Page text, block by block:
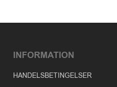
INFORMATION
HANDELSBETINGELSER